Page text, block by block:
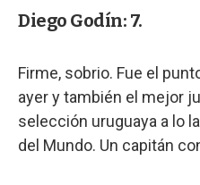
Diego Godín: 7.
Firme, sobrio. Fue el
ayer y también el mejor
selección uruguaya a lo
del Mundo. Un capitán